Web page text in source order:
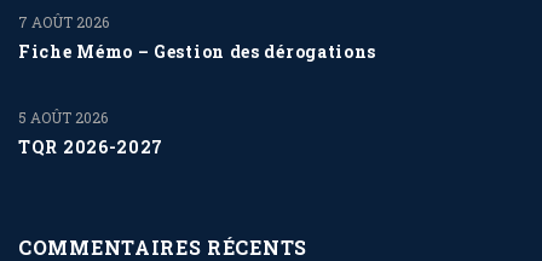
Fiche Mémo – Gestion des dérogations
7 AOÛT 2026
TQR 2026-2027
5 AOÛT 2026
COMMENTAIRES RÉCENTS